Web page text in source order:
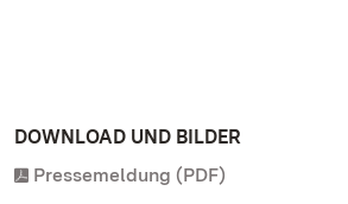
DOWNLOAD UND BILDER
Pressemeldung (PDF)